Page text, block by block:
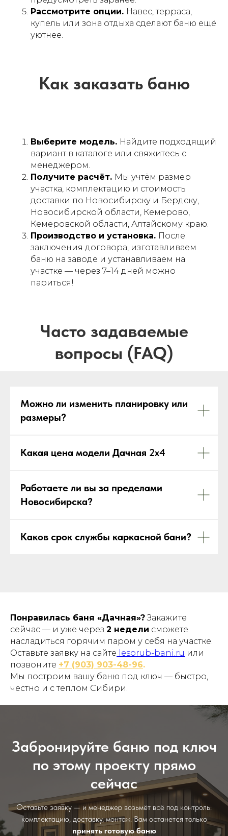
Рассмотрите опции. Навес, терраса,
купель или зона отдыха сделают баню ещё
уютнее.
Выберите модель. Найдите подходящий
вариант в каталоге или свяжитесь с
менеджером.
Получите расчёт. Мы учтём размер
участка, комплектацию и стоимость
доставки по Новосибирску и Бердску,
Новосибирской области, Кемерово,
Кемеровской области, Алтайскому краю.
Производство и установка. После
заключения договора, изготавливаем
баню на заводе и устанавливаем на
участке — через 7–14 дней можно
париться!
Можно ли изменить планировку или
размеры?
Какая цена модели Дачная 2х4
Работаете ли вы за пределами
Новосибирска?
Каков срок службы каркасной бани?
Понравилась баня «Дачная»?Закажите
сейчас — и уже через 2 недели сможете
насладиться горячим паром у себя на участке.
Оставьте заявку на сайте lesorub-bani.ru или
позвоните +7 (903) 903-48-96.
Мы построим вашу баню под ключ — быстро,
честно и с теплом Сибири.
Забронируйте баню под ключ
по этому проекту прямо
сейчас
Оставьте заявку — и менеджер возьмёт всё под контроль:
комплектацию, доставку, монтаж. Вам останется только
принять готовую баню